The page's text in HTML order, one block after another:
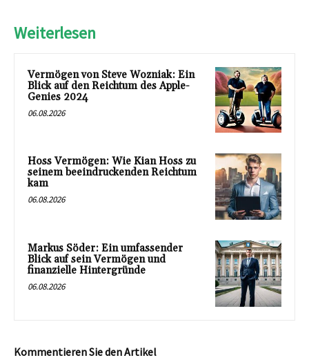
Weiterlesen
Vermögen von Steve Wozniak: Ein
Blick auf den Reichtum des Apple-
Genies 2024
06.08.2026
Hoss Vermögen: Wie Kian Hoss zu
seinem beeindruckenden Reichtum
kam
06.08.2026
Markus Söder: Ein umfassender
Blick auf sein Vermögen und
finanzielle Hintergründe
06.08.2026
Kommentieren Sie den Artikel